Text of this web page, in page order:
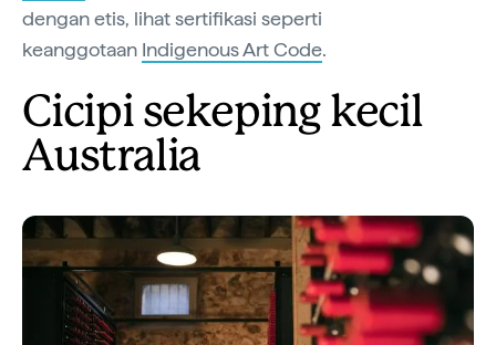
dengan etis, lihat sertifikasi seperti
keanggotaan Indigenous Art Code.
Cicipi sekeping kecil
Australia